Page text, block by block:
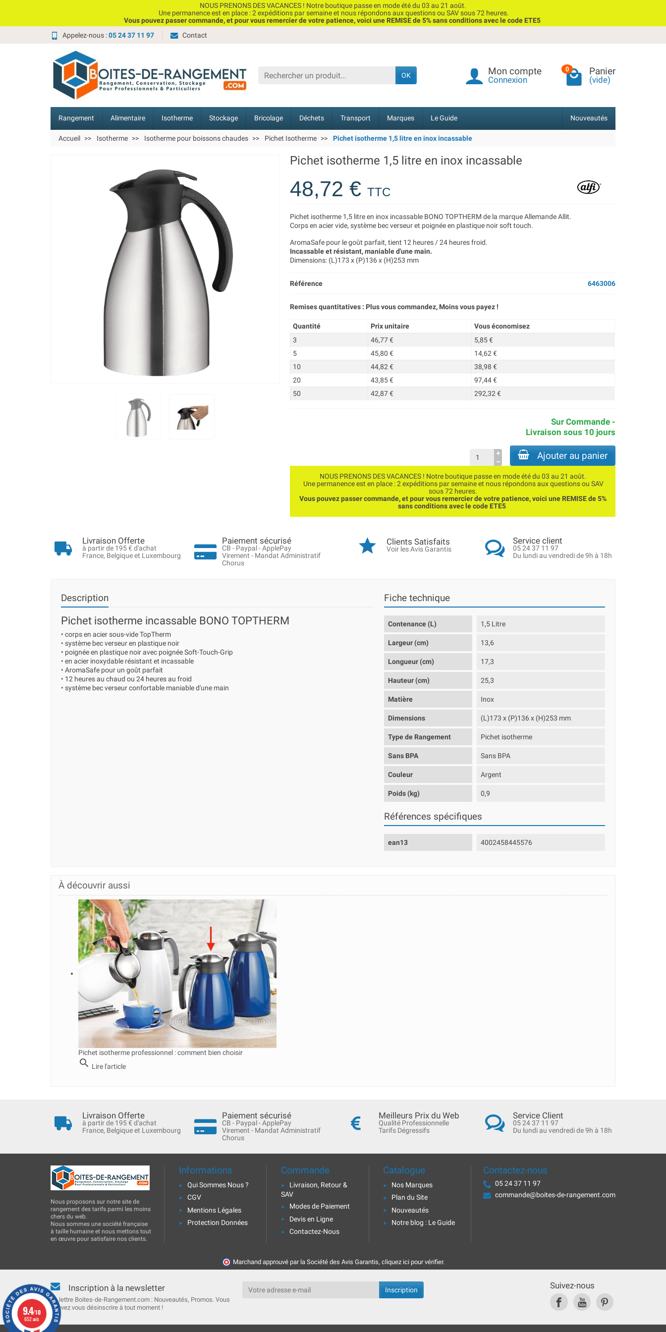
NOUS PRENONS DES VACANCES ! Notre boutique passe en mode été du 03 au 21 août.
Une permanence est en place : 2 expéditions par semaine et nous répondons aux questions ou SAV sous 72 heures.
Vous pouvez passer commande, et pour vous remercier de votre patience, voici une REMISE de 5% sans conditions avec le code ETE5
Appelez-nous :05 24 37 11 97 Contact
OK Mon compte
Connexion
0 Panier
(vide)
Rangement Alimentaire Isotherme Stockage Bricolage Déchets Transport Marques Le Guide Nouveautés
Accueil Isotherme Isotherme pour boissons chaudes Pichet Isotherme Pichet isotherme 1,5 litre en inox incassable
Pichet isotherme 1,5 litre en inox incassable
48,72 €TTC
Pichet isotherme 1,5 litre en inox incassable BONO TOPTHERM de la marque Allemande Allit.
Corps en acier vide, système bec verseur et poignée en plastique noir soft touch.
AromaSafe pour le goût parfait, tient 12 heures / 24 heures froid.
Incassable et résistant, maniable d'une main.
Dimensions: (L)173 x (P)136 x (H)253 mm
Référence 6463006
Remises quantitatives : Plus vous commandez, Moins vous payez !
Quantité Prix unitaire
Vous économisez
3
46,77 €
5,85 €
5
45,80 €
14,62 €
10
44,82 €
38,98 €
20
43,85 €
97,44 €
50
42,87 € 292,32 €
Sur Commande -
Livraison sous 10 jours
Ajouter au panier
NOUS PRENONS DES VACANCES ! Notre boutique passe en mode été du 03 au 21 août.
Une permanence est en place : 2 expéditions par semaine et nous répondons aux questions ou SAV
sous 72 heures.
Vous pouvez passer commande, et pour vous remercier de votre patience, voici une REMISE de 5%
sans conditions avec le code ETE5
Livraison Offerte
à partir de 195 € d'achat
France, Belgique et Luxembourg
Paiement sécurisé
CB - Paypal - ApplePay
Virement - Mandat Administratif
Chorus
Clients Satisfaits
Voir les Avis Garantis
Service client
05 24 37 11 97
Du lundi au vendredi de 9h à 18h
Description
Pichet isotherme incassable BONO TOPTHERM
• corps en acier sous-vide TopTherm
• système bec verseur en plastique noir
• poignée en plastique noir avec poignée Soft-Touch-Grip
• en acier inoxydable résistant et incassable
• AromaSafe pour un goût parfait
• 12 heures au chaud ou 24 heures au froid
• système bec verseur confortable maniable d'une main
Fiche technique
Contenance (L) 1,5 Litre
Largeur (cm) 13,6
Longueur (cm) 17,3
Hauteur (cm) 25,3
Matière Inox
Dimensions (L)173 x (P)136 x (H)253 mm
Type de Rangement Pichet isotherme
Sans BPA Sans BPA
Couleur Argent
Poids (kg) 0,9
Références spécifiques
ean13 4002458445576
À découvrir aussi
Pichet isotherme professionnel : comment bien choisir
search Lire l'article
Livraison Offerte
à partir de 195 € d'achat
France, Belgique et Luxembourg
Paiement sécurisé
CB - Paypal - ApplePay
Virement - Mandat Administratif
Chorus
Meilleurs Prix du Web
Qualité Professionnelle
Tarifs Dégressifs
Service Client
05 24 37 11 97
Du lundi au vendredi de 9h à 18h
Nous proposons sur notre site de
rangement des tarifs parmi les moins
chers du web.
Nous sommes une société française
à taille humaine et nous mettons tout
en œuvre pour satisfaire nos clients.
Informations
Qui Sommes Nous ?
CGV
Mentions Légales
Protection Données
Commande
Livraison, Retour &
SAV
Modes de Paiement
Devis en Ligne
Contactez-Nous
Catalogue
Nos Marques
Plan du Site
Nouveautés
Notre blog : Le Guide
Contactez-nous
05 24 37 11 97
commande@boites-de-rangement.com
Marchand approuvé par la Société des Avis Garantis, cliquez ici pour vérifier.
Inscription à la newsletter
La lettre Boites-de-Rangement.com : Nouveautés, Promos. Vous
pouvez vous désinscrire à tout moment !
Suivez-nous
9.4/10
652 avis